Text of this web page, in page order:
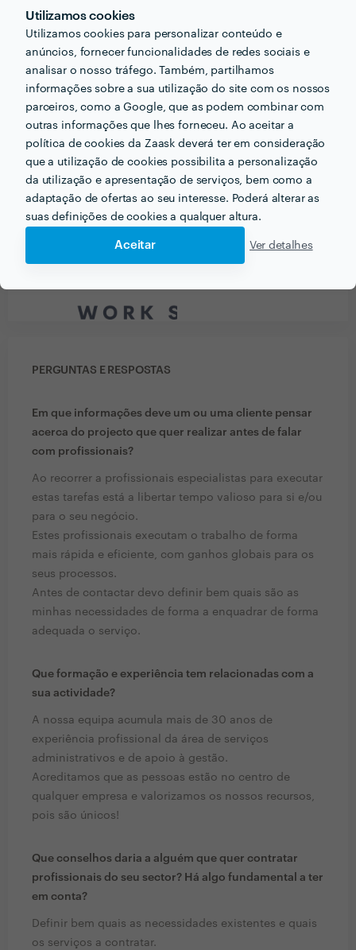
Utilizamos cookies
Utilizamos cookies para personalizar conteúdo e
anúncios, fornecer funcionalidades de redes sociais e
analisar o nosso tráfego. Também, partilhamos
informações sobre a sua utilização do site com os nossos
parceiros, como a Google, que as podem combinar com
outras informações que lhes forneceu. Ao aceitar a
política de cookies da Zaask deverá ter em consideração
que a utilização de cookies possibilita a personalização
da utilização e apresentação de serviços, bem como a
adaptação de ofertas ao seu interesse. Poderá alterar as
suas definições de cookies a qualquer altura.
Aceitar Ver detalhes
trabalhar de forma regular com a BS.
PORTEFÓLIO
PERGUNTAS E RESPOSTAS
Em que informações deve um ou uma cliente pensar
acerca do projecto que quer realizar antes de falar
com profissionais?
Ao recorrer a profissionais especialistas para executar
estas tarefas está a libertar tempo valioso para si e/ou
para o seu negócio.
Estes profissionais executam o trabalho de forma
mais rápida e eficiente, com ganhos globais para os
seus processos.
Antes de contactar devo definir bem quais são as
minhas necessidades de forma a enquadrar de forma
adequada o serviço.
Que formação e experiência tem relacionadas com a
sua actividade?
A nossa equipa acumula mais de 30 anos de
experiência profissional da área de serviços
administrativos e de apoio à gestão.
Acreditamos que as pessoas estão no centro de
qualquer empresa e valorizamos os nossos recursos,
pois são únicos!
Que conselhos daria a alguém que quer contratar
profissionais do seu sector? Há algo fundamental a ter
em conta?
Definir bem quais as necessidades existentes e quais
os serviços a contratar.